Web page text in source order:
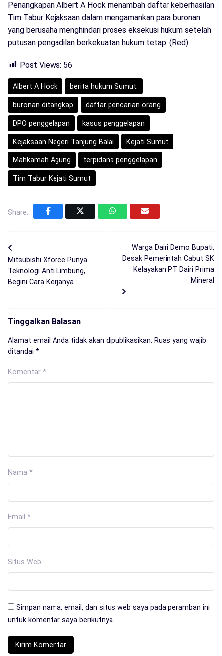
Penangkapan Albert A Hock menambah daftar keberhasilan
Tim Tabur Kejaksaan dalam mengamankan para buronan
yang berusaha menghindari proses eksekusi hukum setelah
putusan pengadilan berkekuatan hukum tetap. (Red)
Post Views: 56
Albert A Hock berita hukum Sumut.
buronan ditangkap daftar pencarian orang
DPO penggelapan kasus penggelapan
Kejaksaan Negeri Tanjung Balai Kejati Sumut
Mahkamah Agung terpidana penggelapan
Tim Tabur Kejati Sumut
Share:
Mitsubishi Xforce Punya
Teknologi Anti Limbung,
Begini Cara Kerjanya
Warga Dairi Demo Bupati,
Desak Pemerintah Cabut SK
Kelayakan PT Dairi Prima
Mineral
Tinggalkan Balasan
Alamat email Anda tidak akan dipublikasikan.
Ruas yang wajib
ditandai *
Komentar *
Nama *
Email *
Situs Web
Simpan nama, email, dan situs web saya pada peramban ini
untuk komentar saya berikutnya.